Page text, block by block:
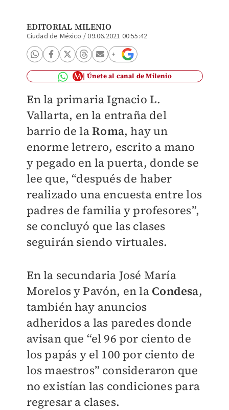
EDITORIAL MILENIO
Ciudad de México /09.06.2021 00:55:42
Únete al canal de Milenio
En la primaria Ignacio L.
Vallarta, en la entraña del
barrio de laRoma, hay un
enorme letrero, escrito a mano
y pegado en la puerta, donde se
lee que, “después de haber
realizado una encuesta entre los
padres de familia y profesores”,
se concluyó que las clases
seguirán siendo virtuales.
En la secundaria José María
Morelos y Pavón, en la Condesa,
también hay anuncios
adheridos a las paredes donde
avisan que “el 96 por ciento de
los papás y el 100 por ciento de
los maestros” consideraron que
no existían las condiciones para
regresar a clases.